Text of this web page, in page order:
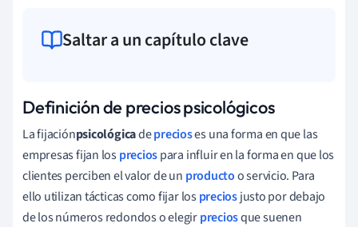
Saltar a un capítulo clave
Definición de precios psicológicos
La fijaciónpsicológicadeprecioses una forma en que las
empresas fijan lospreciospara influir en la forma en que los
clientes perciben el valor de un productoo servicio. Para
ello utilizan tácticas como fijar lospreciosjusto por debajo
de los números redondos o elegirpreciosque suenen